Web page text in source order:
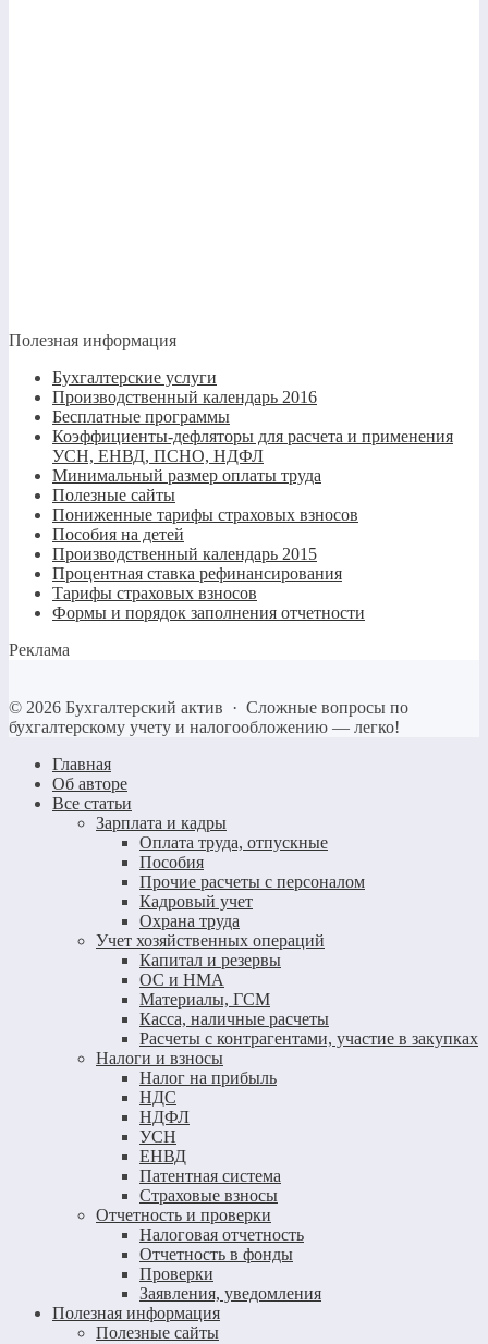
Полезная информация
Бухгалтерские услуги
Производственный календарь 2016
Бесплатные программы
Коэффициенты-дефляторы для расчета и применения
УСН, ЕНВД, ПСНО, НДФЛ
Минимальный размер оплаты труда
Полезные сайты
Пониженные тарифы страховых взносов
Пособия на детей
Производственный календарь 2015
Процентная ставка рефинансирования
Тарифы страховых взносов
Формы и порядок заполнения отчетности
Реклама
© 2026 Бухгалтерский актив · Сложные вопросы по
бухгалтерскому учету и налогообложению — легко!
Главная
Об авторе
Все статьи
Зарплата и кадры
Оплата труда, отпускные
Пособия
Прочие расчеты с персоналом
Кадровый учет
Охрана труда
Учет хозяйственных операций
Капитал и резервы
ОС и НМА
Материалы, ГСМ
Касса, наличные расчеты
Расчеты с контрагентами, участие в закупках
Налоги и взносы
Налог на прибыль
НДС
НДФЛ
УСН
ЕНВД
Патентная система
Страховые взносы
Отчетность и проверки
Налоговая отчетность
Отчетность в фонды
Проверки
Заявления, уведомления
Полезная информация
Полезные сайты